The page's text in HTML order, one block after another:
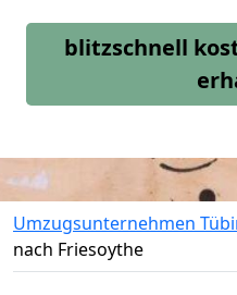
blitzschnell
Umzugsunternehmen
nach Friesoythe